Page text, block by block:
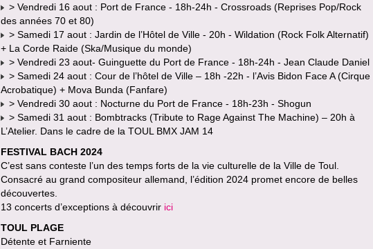
> Vendredi 16 aout : Port de France - 18h-24h - Crossroads (Reprises Pop/Rock
des années 70 et 80)
> Samedi 17 aout : Jardin de l’Hôtel de Ville - 20h - Wildation (Rock Folk Alternatif)
+ La Corde Raide (Ska/Musique du monde)
> Vendredi 23 aout- Guinguette du Port de France - 18h-24h - Jean Claude Daniel
> Samedi 24 aout : Cour de l’hôtel de Ville – 18h -22h - l’Avis Bidon Face A (Cirque
Acrobatique) + Mova Bunda (Fanfare)
> Vendredi 30 aout : Nocturne du Port de France - 18h-23h - Shogun
> Samedi 31 aout : Bombtracks (Tribute to Rage Against The Machine) – 20h à
L’Atelier. Dans le cadre de la TOUL BMX JAM 14
FESTIVAL BACH 2024
C’est sans conteste l’un des temps forts de la vie culturelle de la Ville de Toul.
Consacré au grand compositeur allemand, l’édition 2024 promet encore de belles
découvertes.
13 concerts d’exceptions à découvrir ici
TOUL PLAGE
Détente et Farniente